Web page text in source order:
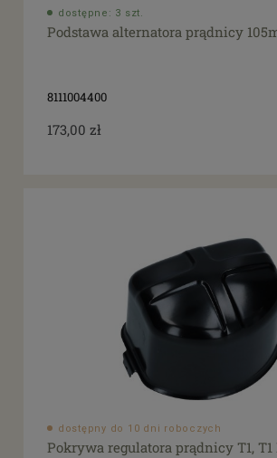
dostępne: 3 szt.
Podstawa alternatora prądnicy
8111004400
173,00 zł
dostępny do 10 dni roboczych
Pokrywa regulatora prądnicy T1,